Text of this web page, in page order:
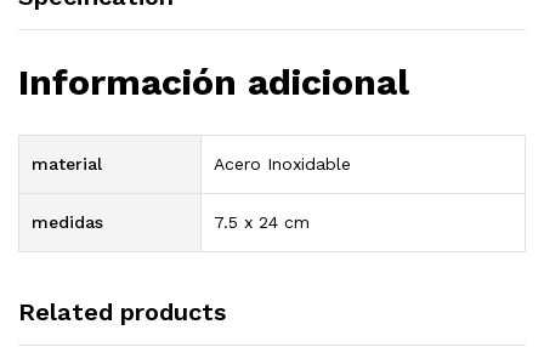
Información adicional
material Acero Inoxidable
medidas 7.5 x 24 cm
Related products